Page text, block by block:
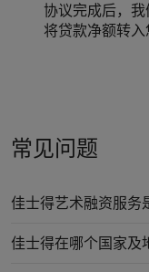
协议完成后，
将贷款净额转入
常见问题
佳士得艺术融资服务
佳士得在哪个国家及